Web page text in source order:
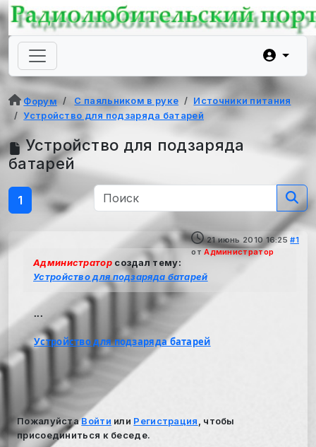
Форум С паяльником в руке
Источники питания
Устройство для подзаряда батарей
Устройство для подзаряда
батарей
1
21 июнь 2010 16:25 #1
отАдминистратор
Администраторсоздал тему:
Устройство для подзаряда батарей
...
Устройство для подзаряда батарей
ПожалуйстаВойти или Регистрация
, чтобы
присоединиться к беседе.